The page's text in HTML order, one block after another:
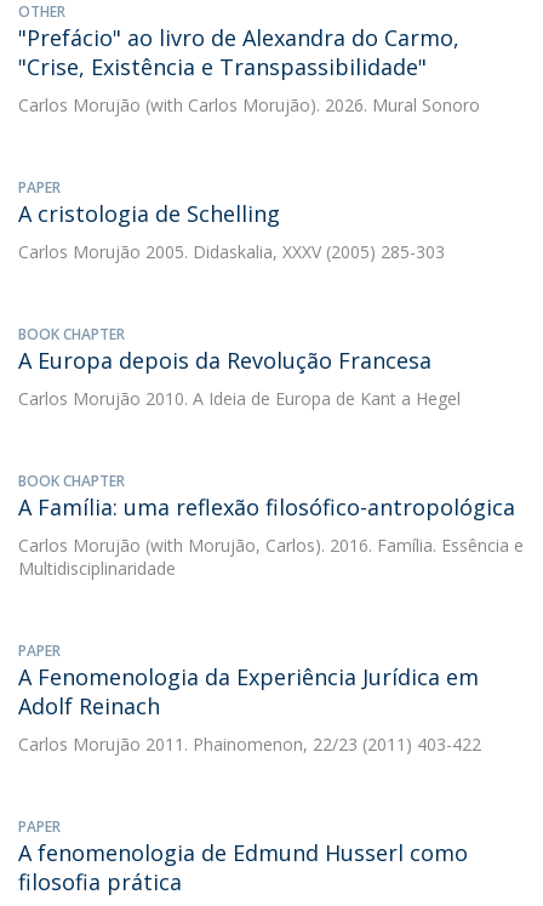
OTHER
"Prefácio" ao livro de Alexandra do Carmo,
"Crise, Existência e Transpassibilidade"
Carlos Morujão (with Carlos Morujão). 2026. Mural Sonoro
PAPER
A cristologia de Schelling
Carlos Morujão 2005. Didaskalia, XXXV (2005) 285-303
BOOK CHAPTER
A Europa depois da Revolução Francesa
Carlos Morujão 2010. A Ideia de Europa de Kant a Hegel
BOOK CHAPTER
A Família: uma reflexão filosófico-antropológica
Carlos Morujão (with Morujão, Carlos). 2016. Família. Essência e
Multidisciplinaridade
PAPER
A Fenomenologia da Experiência Jurídica em
Adolf Reinach
Carlos Morujão 2011. Phainomenon, 22/23 (2011) 403-422
PAPER
A fenomenologia de Edmund Husserl como
filosofia prática